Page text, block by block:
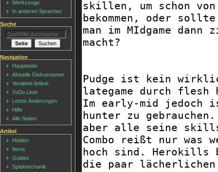
Werkzeuge
In anderen Sprachen
Suche
Navigation
Hauptseite
Aktuelle Diskussionen
Veraltete Artikel
ToDo Liste
Letzte Änderungen
Hilfe
Alle Seiten
Artikel
Helden
Items
Guides
Spielmechanik